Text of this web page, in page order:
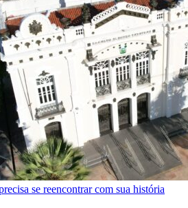
se reencontrar com sua história